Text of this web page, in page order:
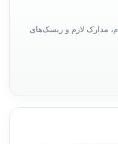
مدارک لازم و ریسک‌های